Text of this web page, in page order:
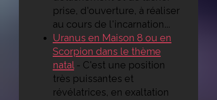
prise, d'ouverture, à réaliser
au cours de l'incarnation...
Uranus en Maison 8 ou en
Scorpion dans le thème
natal - C'est une position
très puissantes et
révélatrices, en exaltation